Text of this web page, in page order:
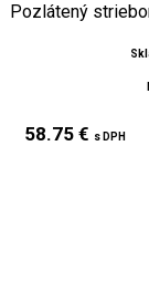
Pozlátený
58.75 € s DPH